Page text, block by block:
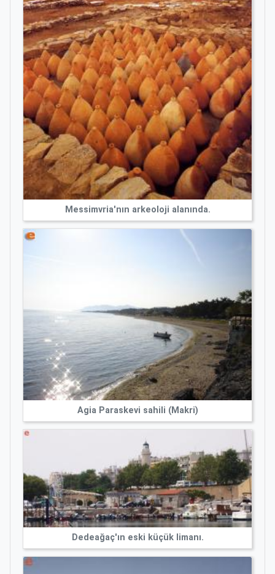
Messimvria'nın arkeoloji alanında.
Agia Paraskevi sahili (Makri)
Dedeağaç'ın eski küçük limanı.